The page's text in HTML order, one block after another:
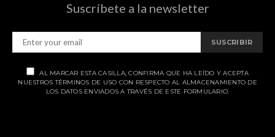
Suscríbete a la newsletter
SUSCRIBIR
AL MARCAR ESTA CASILLA, CONFIRMA QUE HA LEÍDO Y ACEPTA
NUESTROS TÉRMINOS DE USO CON RESPECTO AL ALMACENAMIENTO DE
LOS DATOS ENVIADOS A TRAVÉS DE ESTE FORMULARIO.